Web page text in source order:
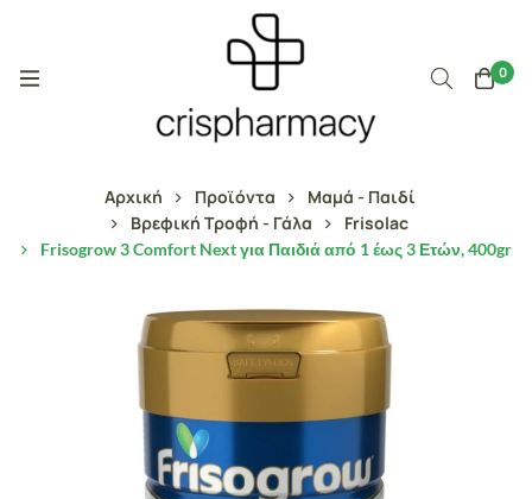
0
Αρχική Προϊόντα
Μαμά - Παιδί
Βρεφική Τροφή - Γάλα
Frisolac
Frisogrow 3 Comfort Next για Παιδιά από 1 έως 3 Ετών, 400gr